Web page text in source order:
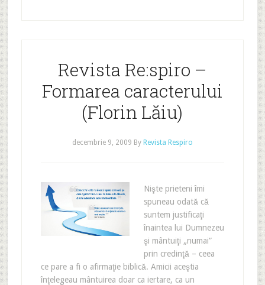
Revista Re:spiro –
Formarea caracterului
(Florin Lăiu)
decembrie 9, 2009 By Revista Respiro
Nişte prieteni îmi
spuneau odată că
suntem justificaţi
înaintea lui Dumnezeu
şi mântuiţi „numai”
prin credinţă – ceea
ce pare a fi o afirmaţie biblică. Amicii aceştia
înţelegeau mântuirea doar ca iertare, ca un